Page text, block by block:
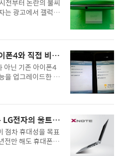
하고 신청하였더니
달안에 아이폰4S
통신사측에서 아
외) 14일(월)에 아
좀 늦었지만 그래
를 통해 아이폰4S
전부터 논란의 불씨
는 광고에서 갤럭시
마트폰도 아닌 I
럭시노트를 태블릿
억하고 있는데요.
트폰으로 구분하는
첫째, 안드로이드
가 아닌 스마트폰
재한 점, 둘째 조
전용 태블릿과 달
탑재된점을 따져
큰 스마트폰으로
폰4와 직접 비교
아닌 기존 아이폰4
을 업그레이드한 아
주었지만 스티브
는 호조를 보였습니
게 움직이면서 지
지만 아이폰4와 동
폰4S의 판매는 미
합니다. 사실 필자
에 아이폰4S 구입
전자의 울트라
점차 휴대성을 목표
전만 해도 휴대폰이
생각하지도 못했